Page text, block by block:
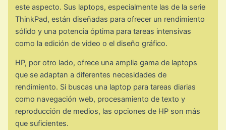
este aspecto. Sus laptops, especialmente las de la serie
ThinkPad, están diseñadas para ofrecer un rendimiento
sólido y una potencia óptima para tareas intensivas
como la edición de video o el diseño gráfico.
HP, por otro lado, ofrece una amplia gama de laptops
que se adaptan a diferentes necesidades de
rendimiento. Si buscas una laptop para tareas diarias
como navegación web, procesamiento de texto y
reproducción de medios, las opciones de HP son más
que suficientes.